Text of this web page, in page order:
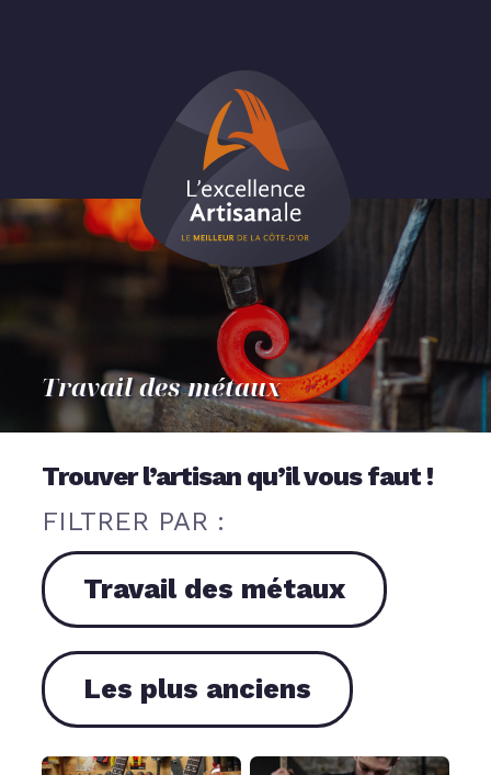
Travail des métaux
Trouver l’artisan qu’il vous faut !
FILTRER PAR :
Travail des métaux
Les plus anciens